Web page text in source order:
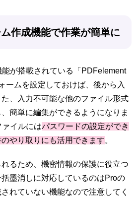
作成機能で作業が簡単に
が搭載されている「PDFelement
ームを設定しておけば、後から入
、入力不可能な他のファイル形式
簡単に編集ができるようになりま
イルにはパスワードの設定ができ
やり取りにも活用できます。
るため、機密情報の保護に役立つ
墨消しに対応しているのはProの
れていない機能なので注意してく